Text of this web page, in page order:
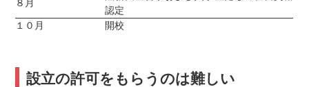
８月
認定
１０月
開校
設立の許可をもらうのは難しい